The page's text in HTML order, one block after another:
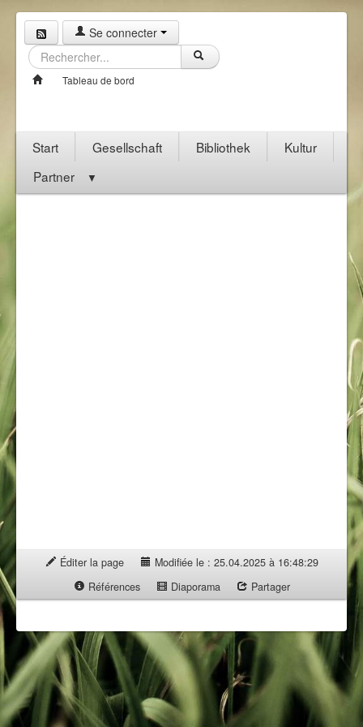
Se connecter
Tableau de bord
Start Gesellschaft Bibliothek
Kultur
Partner
▼
Éditer la page
Modifiée le : 25.04.2025 à 16:48:29
Références
Diaporama Partager